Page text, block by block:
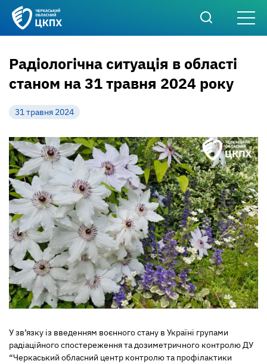
Радіологічна ситуація в області
станом на 31 травня 2024 року
31 травня 2024
У зв’язку із введенням воєнного стану в Україні групами
радіаційного спостереження та дозиметричного контролю ДУ
“Черкаський обласний центр контролю та профілактики